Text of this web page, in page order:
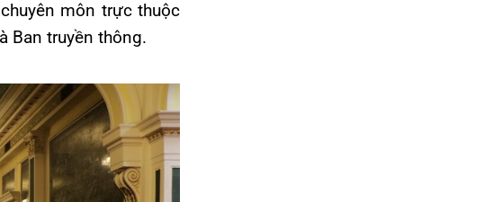
môn trực thuộc
Ban truyền thông.